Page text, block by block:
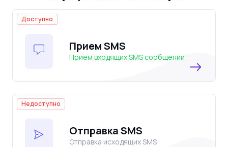
Доступно
Прием SMS
Прием входящих SMS сообщений
Недоступно
Отправка SMS
Отправка исходящих SMS